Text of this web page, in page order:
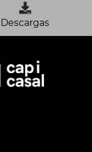
Descargas